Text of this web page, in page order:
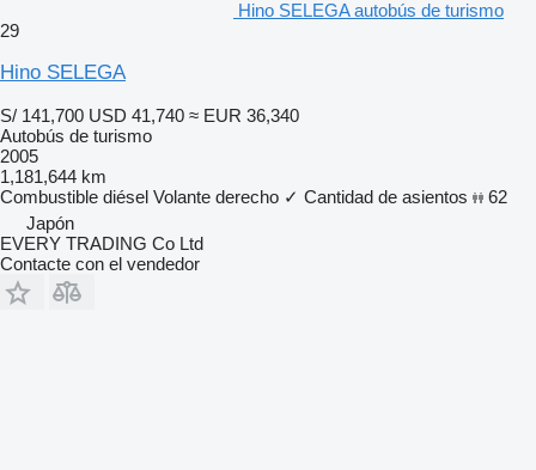
Hino SELEGA autobús de turismo
29
Hino SELEGA
S/ 141,700 USD 41,740 ≈ EUR 36,340
Autobús de turismo
2005
1,181,644 km
Combustible diésel Volante derecho ✓ Cantidad de asientos
62
Japón
EVERY TRADING Co Ltd
Contacte con el vendedor